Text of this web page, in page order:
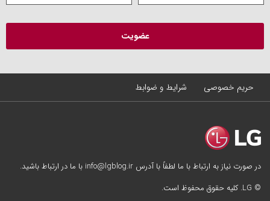
حریم خصوصی شرایط و ضوابط
در صورت نیاز به ارتباط با ما لطفاً با آدرس info@lgblog.ir با ما در ارتباط باشید.
© LG. کلیه حقوق محفوظ است.